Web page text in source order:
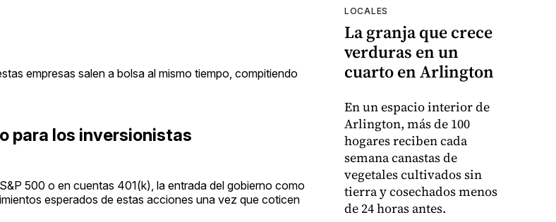
empresas salen a bolsa al mismo tiempo, compitiendo
para los inversionistas
500 o en cuentas 401(k), la entrada del gobierno como
esperados de estas acciones una vez que coticen
LOCALES
La granja que crece
verduras en un
cuarto en Arlington
En un espacio interior de
Arlington, más de 100
hogares reciben cada
semana canastas de
vegetales cultivados sin
tierra y cosechados menos
de 24 horas antes.